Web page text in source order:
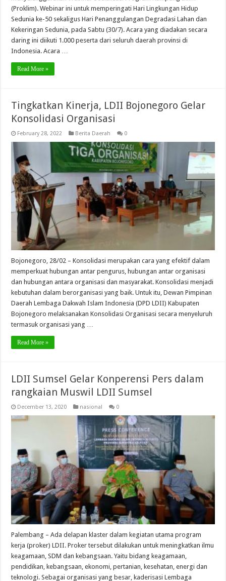
(Proklim). Webinar ini untuk memperingati Hari Lingkungan Hidup
Sedunia ke-50 sekaligus Hari Penanggulangan Degradasi Lahan dan
Kekeringan Sedunia, pada Sabtu (30/7). Acara yang diadakan secara
daring ini diikuti 1.000 peserta dari seluruh daerah provinsi di
Indonesia. Acara …
Read More »
Tingkatkan Kinerja, LDII Bojonegoro Gelar
Konsolidasi Organisasi
February 28, 2022 Berita Daerah 0
Bojonegoro, 28/02 – Konsolidasi merupakan cara yang efektif dalam
memperkuat hubungan antar pengurus, hubungan antar organisasi
dan hubungan antara organisasi dan masyarakat. Konsolidasi menjadi
kebutuhan dalam berorganisasi yang baik. Untuk itu, Dewan Pimpinan
Daerah Lembaga Dakwah Islam Indonesia (DPD LDII) Kabupaten
Bojonegoro melaksanakan Konsolidasi Organisasi secara menyeluruh
termasuk organisasi yang …
Read More »
LDII Sumsel Gelar Konperensi Pers dalam
rangkaian Muswil LDII Sumsel
December 13, 2020 nasional 0
Palembang – Ada delapan klaster dalam kegiatan utama program
kerja (proker) LDII. Proker tersebut dilakukan untuk meningkatkan ilmu
keagamaan, SDM dan kebangsaan. Yaitu bidang keagamaan,
pendidikan, kebangsaan, ekonomi, pertanian, kesehatan, energi dan
teknologi. Sebagai organisasi yang besar, kaderisasi Lembaga